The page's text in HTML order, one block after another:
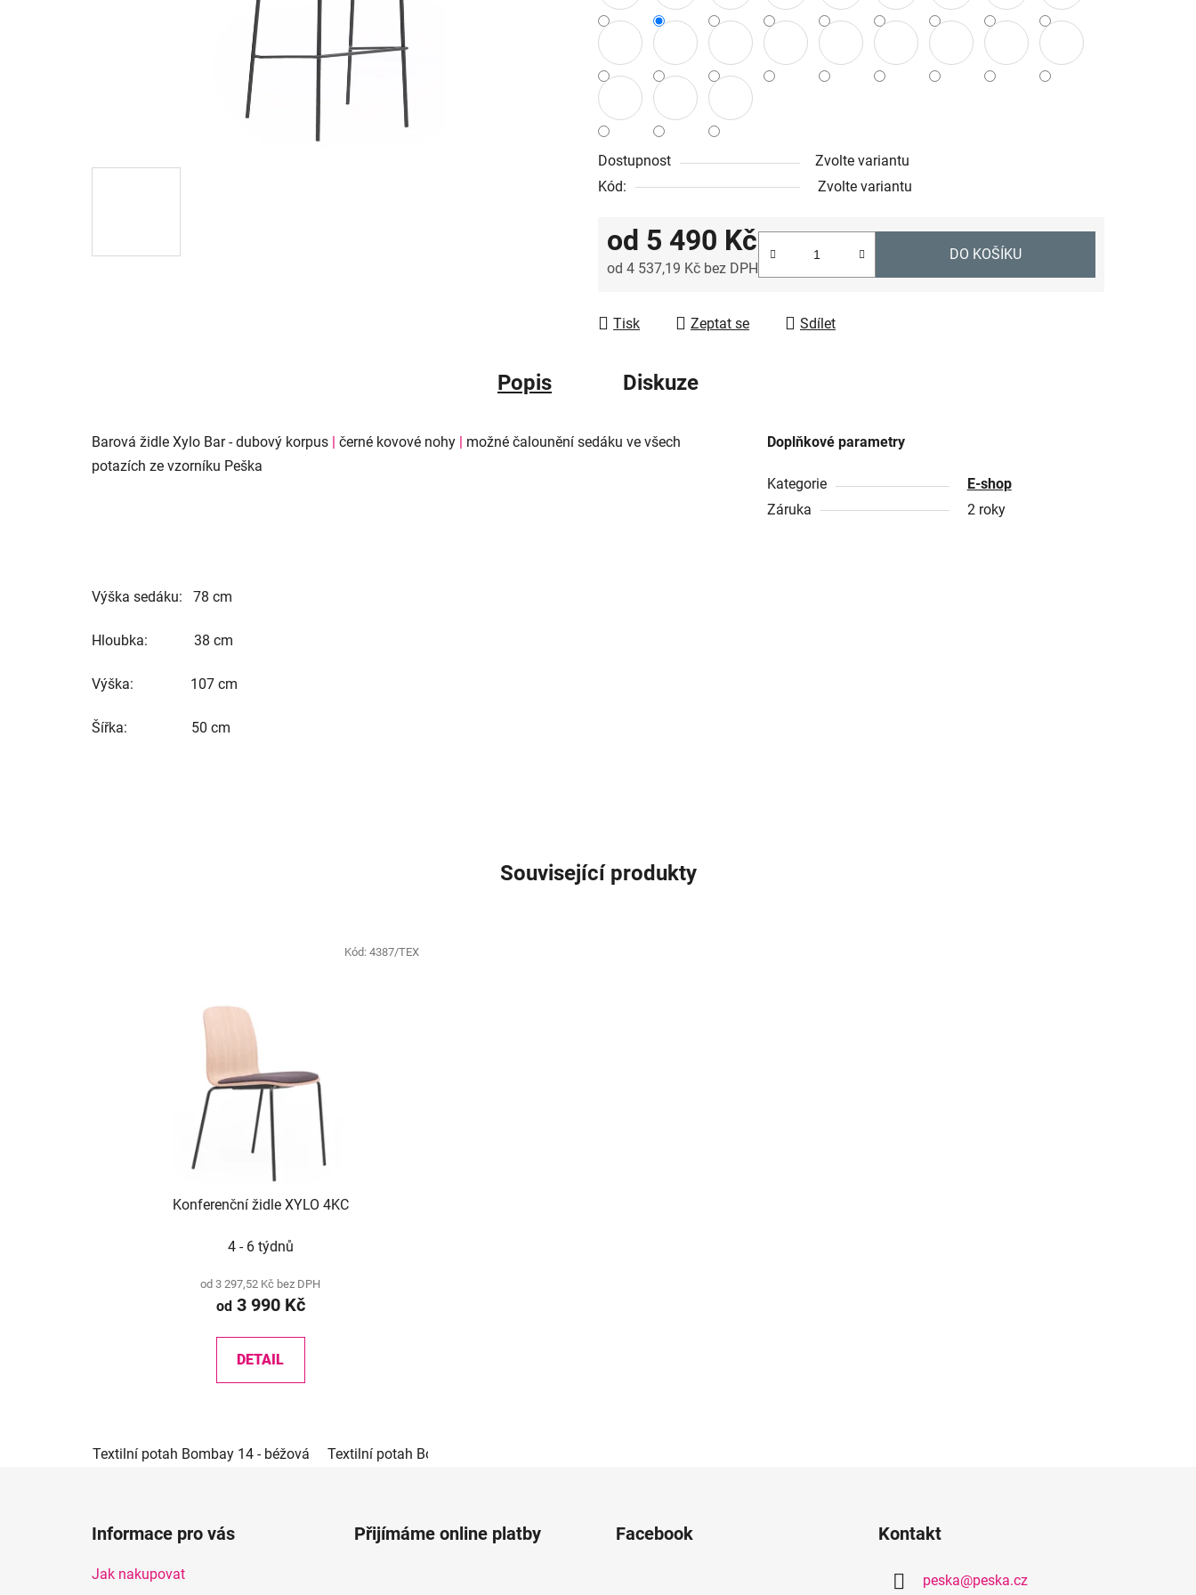
Dostupnost
Zvolte variantu
Kód:
Zvolte variantu
od 5 490 Kč
od 4 537,19 Kč bez DPH
DO KOŠÍKU
Tisk Zeptat se Sdílet
Popis Diskuze
Barová židle Xylo Bar - dubový korpus | černé kovové nohy | možné čalounění sedáku ve všech
potazích ze vzorníku Peška
Výška sedáku: 78 cm
Hloubka: 38 cm
Výška: 107 cm
Šířka: 50 cm
Doplňkové parametry
Kategorie
E-shop
Záruka
2 roky
Související produkty
Konferenční židle XYLO 4KC
4 - 6 týdnů
od 3 297,52 Kč bez DPH
od3 990 Kč
DETAIL
Textilní potah Bombay 14 - béžová Textilní potah Bombay 33 - červená
Kód:4387/TEX
Informace pro vás
Jak nakupovat
Přijímáme online platby Facebook Kontakt
peska@peska.cz